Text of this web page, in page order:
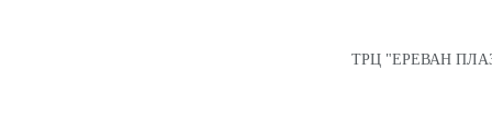
ТРЦ "ЕРЕВАН